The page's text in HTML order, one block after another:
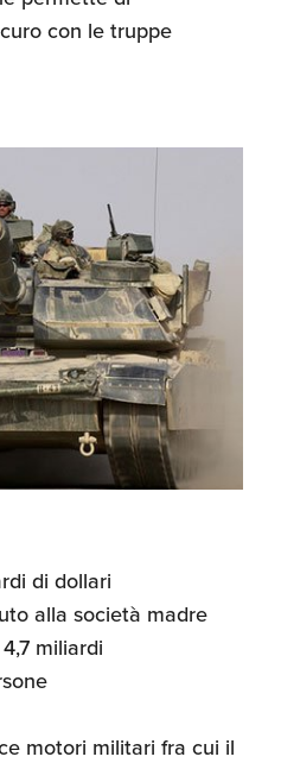
con le truppe
di dollari
alla società madre
miliardi
motori militari fra cui il